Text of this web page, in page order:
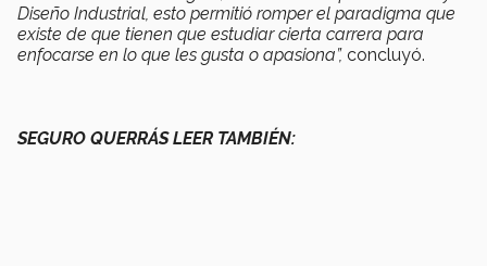
Diseño Industrial, esto permitió romper el paradigma que
existe de que tienen que estudiar cierta carrera para
enfocarse en lo que les gusta o apasiona”, concluyó.
SEGURO QUERRÁS LEER TAMBIÉN: